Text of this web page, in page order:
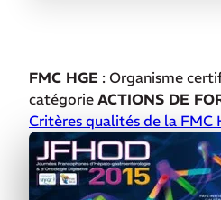
FMC HGE : Organisme
catégorie ACTIONS DE
Critères qualités de la FMC